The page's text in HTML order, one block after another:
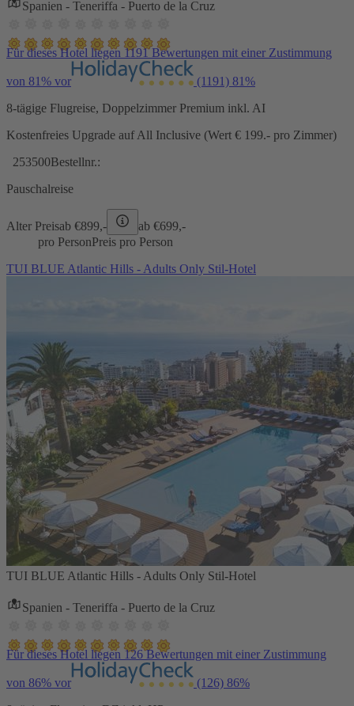
Spanien - Teneriffa - Puerto de la Cruz
Für dieses Hotel liegen 1191 Bewertungen mit einer Zustimmung
von 81% vor (1191) 81%
8-tägige Flugreise, Doppelzimmer Premium inkl. AI
Kostenfreies Upgrade auf All Inclusive (Wert € 199.- pro Zimmer)
253500Bestellnr.:
Pauschalreise
Alter Preisab €899,- ab €699,-
pro PersonPreis pro Person
TUI BLUE Atlantic Hills - Adults Only Stil-Hotel
TUI BLUE Atlantic Hills - Adults Only Stil-Hotel
Spanien - Teneriffa - Puerto de la Cruz
Für dieses Hotel liegen 126 Bewertungen mit einer Zustimmung
von 86% vor (126) 86%